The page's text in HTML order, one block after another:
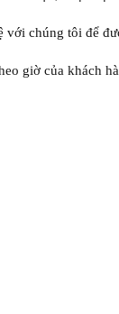
chúng tôi để
giờ của khách